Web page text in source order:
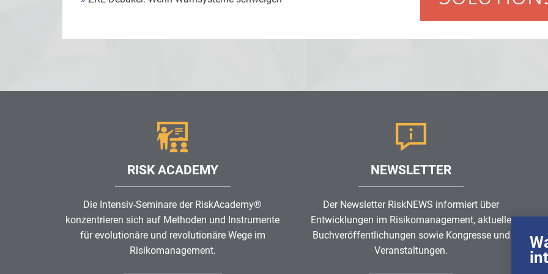
RISK ACADEMY
Die Intensiv-Seminare der RiskAcademy®
konzentrieren sich auf Methoden und Instrumente
für evolutionäre und revolutionäre Wege im
Risikomanagement.
NEWSLETTER
Der Newsletter RiskNEWS informiert über
Entwicklungen im Risikomanagement, aktuelle
Buchveröffentlichungen sowie Kongresse und
Veranstaltungen.